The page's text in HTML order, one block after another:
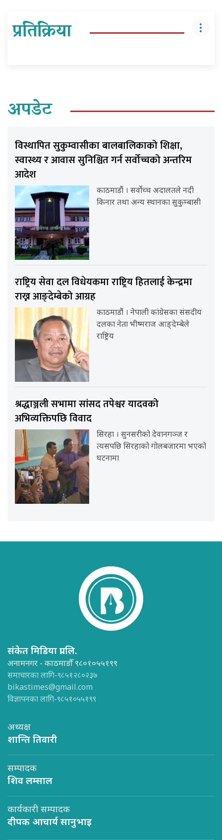
प्रतिक्रिया
अपडेट
विस्थापित सुकुम्वासीका बालबालिकाको शिक्षा,
स्वास्थ्य र आवास सुनिश्चित गर्न सर्वोच्चको अन्तरिम
आदेश
काठमाडौं । सर्वोच्च अदालतले नदी
किनार तथा अन्य स्थानका सुकुम्बासी
राष्ट्रिय सेवा दल विधेयकमा राष्ट्रिय हितलाई केन्द्रमा
राख्न आङ्देम्बेको आग्रह
काठमाडौं । नेपाली कांग्रेसका संसदीय
दलका नेता भीष्मराज आङ्देम्बेले
राष्ट्रिय
श्रद्धाञ्जली सभामा सांसद तपेश्वर यादवको
अभिव्यक्तिपछि विवाद
सिरहा । सुनसरीको देवानगञ्ज र
त्यसपछि सिरहाको गोलबजारमा भएको
घटनामा
संकेत मिडिया प्रा.लि.
अनामनगर - काठमाडौँ ९८०१०५५१९९
समाचारका लागि-९८५१२८०२३७
bikastimes@gmail.com
विज्ञापनका लागि-९८५१०५५१९९
अध्यक्ष
शान्ति तिवारी
सम्पादक
शिव लम्साल
कार्यकारी सम्पादक
दीपक आचार्य सानुभाइ